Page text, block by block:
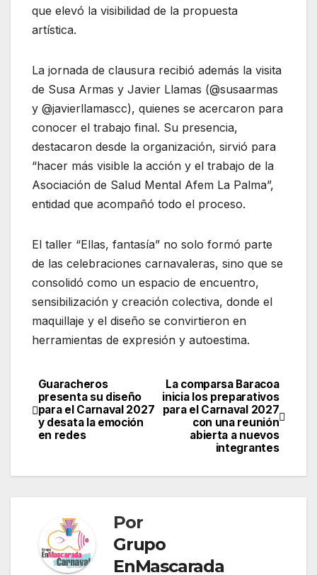
que elevó la visibilidad de la propuesta
artística.
La jornada de clausura recibió además la visita
de Susa Armas y Javier Llamas (@susaarmas
y @javierllamascc), quienes se acercaron para
conocer el trabajo final. Su presencia,
destacaron desde la organización, sirvió para
“hacer más visible la acción y el trabajo de la
Asociación de Salud Mental Afem La Palma”,
entidad que acompañó todo el proceso.
El taller “Ellas, fantasía” no solo formó parte
de las celebraciones carnavaleras, sino que se
consolidó como un espacio de encuentro,
sensibilización y creación colectiva, donde el
maquillaje y el diseño se convirtieron en
herramientas de expresión y autoestima.
Navegación
de
La comparsa Baracoa
inicia los preparativos
para el Carnaval 2027
con una reunión
abierta a nuevos
integrantes
Guaracheros
presenta su diseño
para el Carnaval 2027
y desata la emoción
en redes
Por
Grupo
EnMascarada